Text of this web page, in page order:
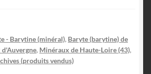
- Barytine (minéral), Baryte (barytine) de
, Minéraux de Haute-Loire (43),
(produits vendus)